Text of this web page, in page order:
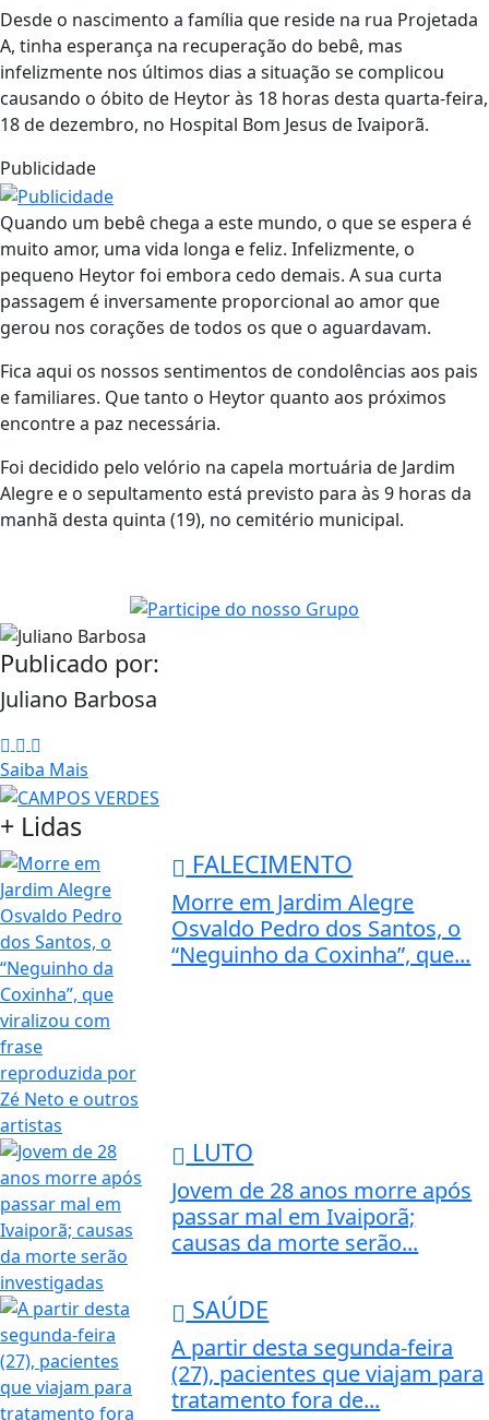
Desde o nascimento a família que reside na rua Projetada
A, tinha esperança na recuperação do bebê, mas
infelizmente nos últimos dias a situação se complicou
causando o óbito de Heytor às 18 horas desta quarta-feira,
18 de dezembro, no Hospital Bom Jesus de Ivaiporã.
Publicidade
Quando um bebê chega a este mundo, o que se espera é
muito amor, uma vida longa e feliz. Infelizmente, o
pequeno Heytor foi embora cedo demais. A sua curta
passagem é inversamente proporcional ao amor que
gerou nos corações de todos os que o aguardavam.
Fica aqui os nossos sentimentos de condolências aos pais
e familiares. Que tanto o Heytor quanto aos próximos
encontre a paz necessária.
Foi decidido pelo velório na capela mortuária de Jardim
Alegre e o sepultamento está previsto para às 9 horas da
manhã desta quinta (19), no cemitério municipal.
Publicado por:
Juliano Barbosa
Saiba Mais
+ Lidas
FALECIMENTO
Morre em Jardim Alegre
Osvaldo Pedro dos Santos, o
“Neguinho da Coxinha”, que...
LUTO
Jovem de 28 anos morre após
passar mal em Ivaiporã;
causas da morte serão...
SAÚDE
A partir desta segunda-feira
(27), pacientes que viajam para
tratamento fora de...